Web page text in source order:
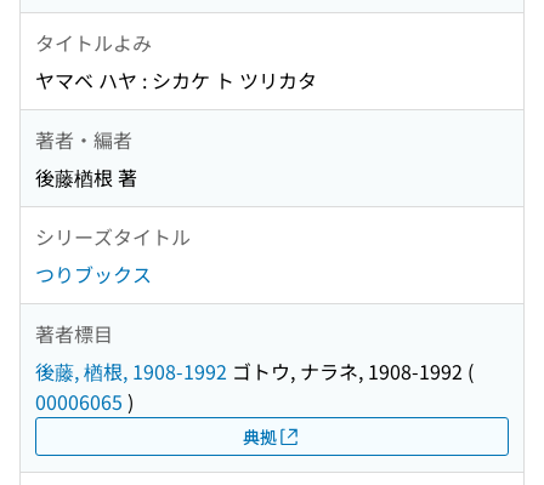
タイトルよみ
ヤマベ ハヤ : シカケ ト ツリカタ
著者・編者
後藤楢根 著
シリーズタイトル
つりブックス
著者標目
後藤, 楢根, 1908-1992 ゴトウ, ナラネ, 1908-1992 (
00006065 )
典拠